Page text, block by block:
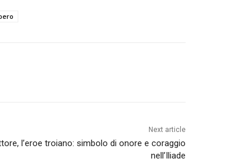
Next article
l’eroe troiano: simbolo di onore e coraggio
nell’Iliade